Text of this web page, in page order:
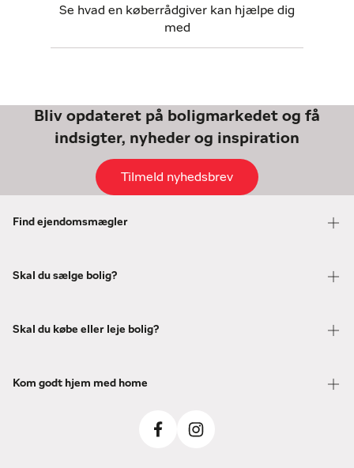
Se hvad en køberrådgiver kan hjælpe dig
med
Bliv opdateret på boligmarkedet og få
indsigter, nyheder og inspiration
Tilmeld nyhedsbrev
Find ejendomsmægler
Skal du sælge bolig?
Skal du købe eller leje bolig?
Kom godt hjem med home